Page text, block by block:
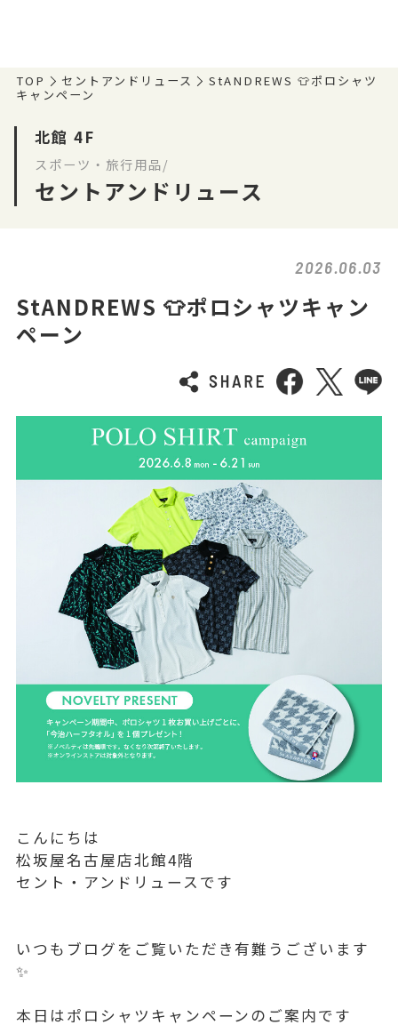
TOP セントアンドリュース
StANDREWS 👕ポロシャツ
キャンペーン
北館 4F
スポーツ・旅行用品/
セントアンドリュース
2026.06.03
StANDREWS 👕ポロシャツキャン
ペーン
こんにちは
松坂屋名古屋店北館4階
セント・アンドリュースです
いつもブログをご覧いただき有難うございます
✨
本日はポロシャツキャンペーンのご案内です